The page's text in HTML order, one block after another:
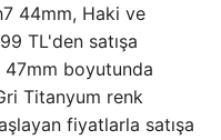
44mm, Haki ve
TL'den satışa
47mm boyutunda
Titanyum renk
fiyatlarla satışa